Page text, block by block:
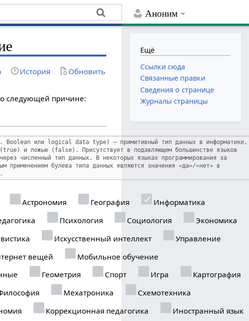
Аноним
История Обновить
следующей причине:
Астрономия География
Информатика
Психология Социология
Экономика
Искусственный интеллект
Управление
вещей
Мобильное обучение
Геометрия Спорт Игра
Картография
Мехатроника
Схемотехника
Коррекционная педагогика
Иностранный язык
Ещё
Ссылки сюда
Связанные правки
Сведения о странице
Журналы страницы